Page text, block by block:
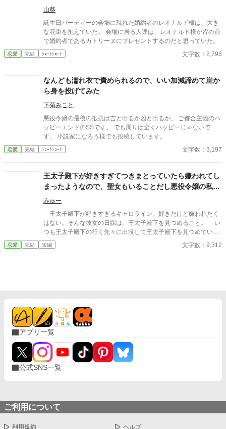
山葵
誕生日パーティーの会場に現れた婚約者のレオナルド様は、大き
な花束を抱えていた。 会場に居る人達は、レオナルド様が皆の前
で婚約者であるカトリーヌにプレゼントするのだと思っていた。
恋愛 完結 ｼｮｰﾄｼｮｰﾄ 文字数：2,798
なんども濡れ衣で責められるので、いい加減諦めて崖か
ら身を投げてみた
下菊みこと
悪役令嬢の最後の抵抗は吉と出るか凶と出るか。 ご都合主義のハ
ッピーエンドのSSです。 でも周りは全くハッピーじゃないで
す。 小説家になろう様でも投稿しています。
恋愛 完結 ｼｮｰﾄｼｮｰﾄ 文字数：3,197
王太子殿下が好きすぎてつきまとっていたら嫌われてし
まったようなので、聖女もいることだし悪役令嬢の私は
退散することにしました。
みゅー
王太子殿下が好きすぎるキャロライン。好きだけど嫌われたく
はない。そんな彼女の日課は、王太子殿下を見つめること。 い
つも王太子殿下の行く先々に出没して王太子殿下を見つめていた
が、ついにそんな生活が終わるときが来る。 聖女が現れたの
だ。そして、さらにショックなことに、自分が乙女ゲームの世界
恋愛 完結 短編 文字数：9,312
アプリ一覧
公式SNS一覧
ご利用について
利用規約 ヘルプ